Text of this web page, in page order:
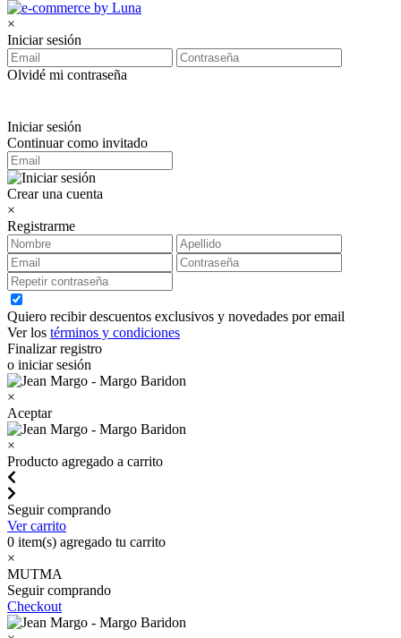
×
Iniciar sesión
Olvidé mi contraseña
Iniciar sesión
Continuar como invitado
Crear una cuenta
×
Registrarme
Quiero recibir descuentos exclusivos y novedades por email
Ver los términos y condiciones
Finalizar registro
o iniciar sesión
×
Aceptar
×
Producto agregado a carrito
Seguir comprando
Ver carrito
0 item(s) agregado tu carrito
×
MUTMA
Seguir comprando
Checkout